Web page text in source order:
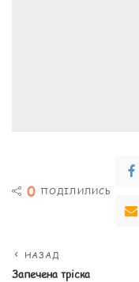
0 ПОДІЛИЛИСЬ
НАЗАД
Запечена тріска